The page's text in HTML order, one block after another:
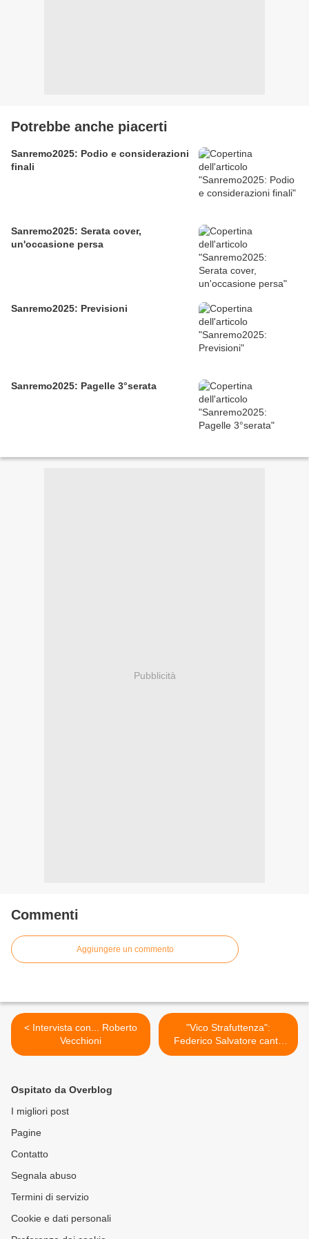
Potrebbe anche piacerti
Sanremo2025: Podio e considerazioni
finali
Sanremo2025: Serata cover,
un'occasione persa
Sanremo2025: Previsioni
Sanremo2025: Pagelle 3°serata
Pubblicità
Commenti
Aggiungere un commento
< Intervista con... Roberto
Vecchioni
"Vico Strafuttenza":
Federico Salvatore canta
l'altra faccia di Napoli >
Ospitato da Overblog
I migliori post
Pagine
Contatto
Segnala abuso
Termini di servizio
Cookie e dati personali